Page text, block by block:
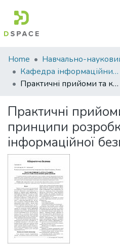
Communities
&
Collections
Statistics
Home
Кафедра інформаційних систем та технологій
Практичні прийоми та керівні принципи розробки комплексів інформаційної безпеки
Практичні
принципи
інформаційної